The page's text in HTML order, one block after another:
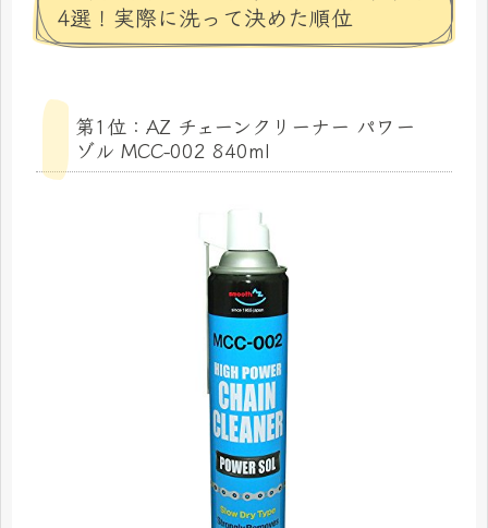
4選！実際に洗って決めた順位
第1位：AZ チェーンクリーナー パワー
ゾル MCC-002 840ml